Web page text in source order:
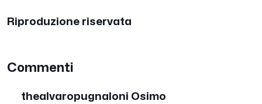
Riproduzione riservata
Commenti
thealvaropugnaloni Osimo